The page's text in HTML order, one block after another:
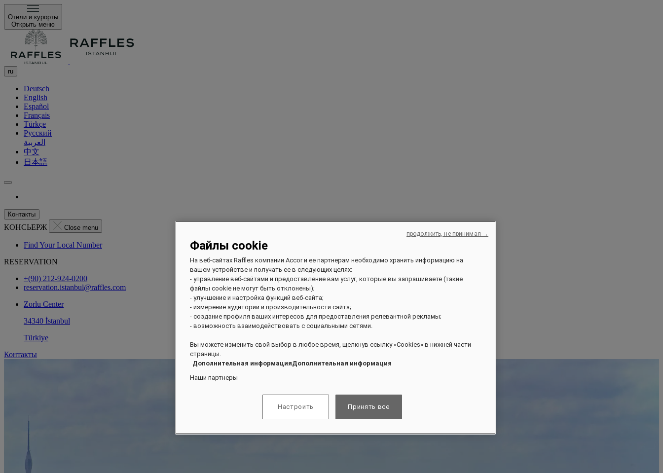
Отели и курорты
Открыть меню
ru
Deutsch
English
Español
Français
Türkçe
Русский
العربية
中文
日本語
Контакты
КОНСЬЕРЖ Close menu
Find Your Local Number
RESERVATION
+(90) 212-924-0200
reservation.istanbul@raffles.com
Zorlu Center
34340 İstanbul
Türkiye
Контакты
Файлы cookie
На веб-сайтах Raffles компании Accor и ее партнерам необходимо хранить информацию на
вашем устройстве и получать ее в следующих целях:
- управление веб-сайтами и предоставление вам услуг, которые вы запрашиваете (такие
файлы cookie не могут быть отклонены);
- улучшение и настройка функций веб-сайта;
- измерение аудитории и производительности сайта;
- создание профиля ваших интересов для предоставления релевантной рекламы;
- возможность взаимодействовать с социальными сетями.
Вы можете изменить свой выбор в любое время, щелкнув ссылку «Cookies» в нижней части
страницы.
Дополнительная информацияДополнительная информация
Наши партнеры
Настроить Принять все
продолжить, не принимая →